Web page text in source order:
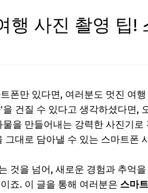
행 사진 촬영 팁!
폰만 있다면, 여러분도 멋진 여
건질 수 있다고 생각하셨다면,
을 만들어내는 강력한 사진기
그대로 담아낼 수 있는 스마트폰
것을 넘어, 새로운 경험과 추억
죠. 이 글을 통해 여러분은 스마